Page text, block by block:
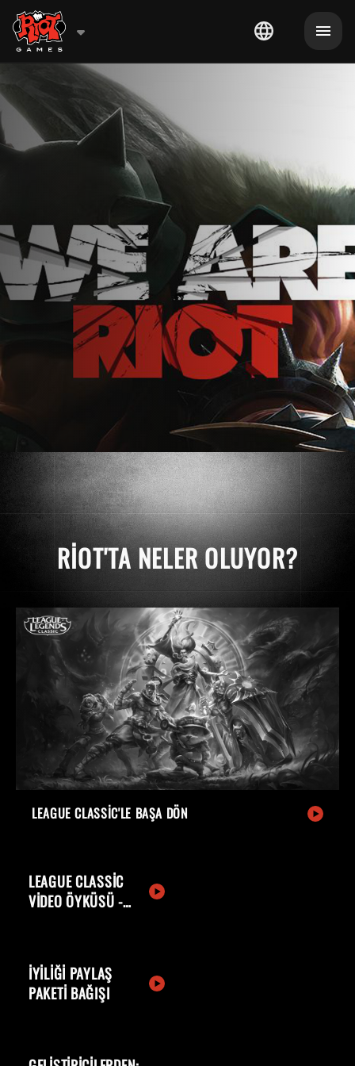
RIOT'TA NELER OLUYOR?
LEAGUE CLASSIC'LE BAŞA DÖN
LEAGUE CLASSIC
VIDEO ÖYKÜSÜ -
İYILIĞI PAYLAŞ
PAKETI BAĞIŞI